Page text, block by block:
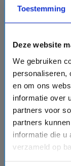
Toestemming
Deze website
We gebruiken
personaliseren,
en om ons
informatie over
partners voor
partners
informatie die u
verzameld op
8 daagse
MSC
MSC Cruises
event van: 20-08-
scheduledagen place
Vaarroute: La Goulette, Palermo, Napels, Livorno,
Marseille,